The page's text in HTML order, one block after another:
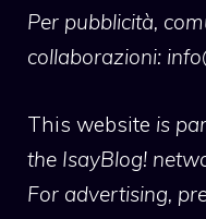
Per pubblicità,
collaborazioni:
This website is
the IsayBlog!
For advertising,